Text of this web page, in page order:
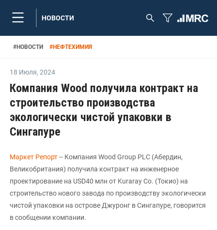
НОВОСТИ
#НОВОСТИ #НЕФТЕХИМИЯ
18 Июля, 2024
Компания Wood получила контракт на
строительство производства
экологически чистой упаковки в
Сингапуре
Маркет Репорт-- Компания Wood Group PLC (Абердин,
Великобритания) получила контракт на инженерное
проектирование на USD40 млн от Kuraray Co. (Токио) на
строительство нового завода по производству экологически
чистой упаковки на острове Джуронг в Сингапуре, говорится
в сообщении компании.